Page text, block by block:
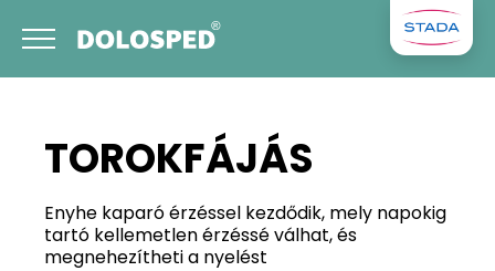
TOROKFÁJÁS
Enyhe kaparó érzéssel kezdődik, mely napokig
tartó kellemetlen érzéssé válhat, és
megnehezítheti a nyelést